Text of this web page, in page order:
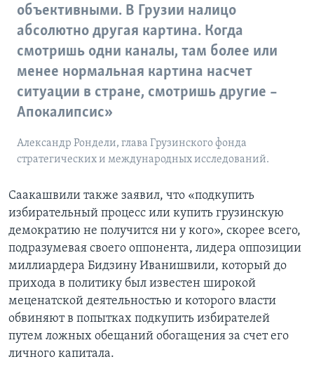
объективными. В Грузии налицо
абсолютно другая картина. Когда
смотришь одни каналы, там более или
менее нормальная картина насчет
ситуации в стране, смотришь другие –
Апокалипсис»
Александр Рондели, глава Грузинского фонда
стратегических и международных исследований.
Саакашвили также заявил, что «подкупить
избирательный процесс или купить грузинскую
демократию не получится ни у кого», скорее всего,
подразумевая своего оппонента, лидера оппозиции
миллиардера Бидзину Иванишвили, который до
прихода в политику был известен широкой
меценатской деятельностью и которого власти
обвиняют в попытках подкупить избирателей
путем ложных обещаний обогащения за счет его
личного капитала.